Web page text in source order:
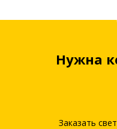
Нужна
Заказать